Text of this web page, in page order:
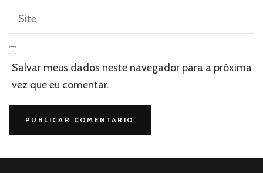
Salvar meus dados neste navegador para a próxima
vez que eu comentar.